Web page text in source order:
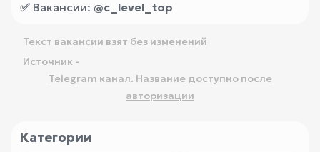
✅ Вакансии: @c_level_top
Текст вакансии взят без изменений
Источник -
Telegram канал. Название доступно после
авторизации
Категории